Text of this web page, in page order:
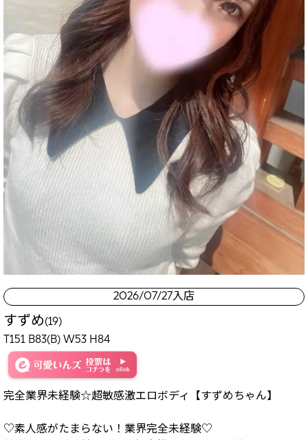
2026/07/27入店
すずめ(19)
T151 B83(B) W53 H84
完全業界未経験☆超敏感激エロボディ【すずめちゃん】
♡素人感がたまらない！業界完全未経験♡